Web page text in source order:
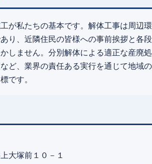
が私たちの基本です。解体工事は周辺環
り、近隣住民の皆様への事前挨拶と各段
しません。分別解体による適正な産廃処
ど、業界の責任ある実行を通じて地域の
です。
大塚前１０－１